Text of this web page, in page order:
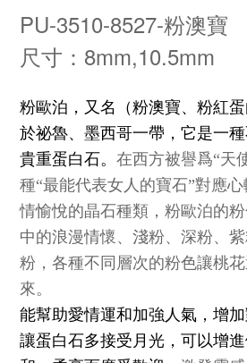
PU-3510-8527-粉澳寶
尺寸：8mm,10.5mm
粉歐泊，又名（粉澳寶、粉紅
於祕魯、墨西哥一帶，它是一
貴重蛋白石。 在西方被譽爲“天
種“最能代表女人的寶石”對應
情愉悅的晶石種類，粉歐泊的
中的浪漫情懷、淺粉、深粉、
粉，各種不同層次的粉色讓桃
來。
能幫助愛情運和加強人氣，增加
讓蛋白石多接受月光，可以增